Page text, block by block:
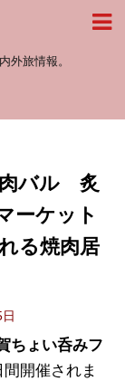
外旅情報。
肉バル 炙
ーケット
る焼肉居
ちょい呑みフ
開催されま